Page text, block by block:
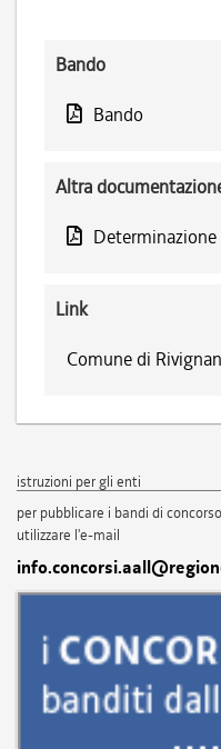
Bando
Bando
Altra
Link
Comune di
istruzioni per gli enti
per pubblicare i bandi di
utilizzare l'e-mail